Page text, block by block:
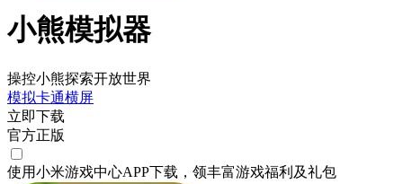
小熊模拟器
操控小熊探索开放世界
模拟卡通横屏
立即下载
官方正版
使用小米游戏中心APP下载 ，领丰富游戏福利 及礼包